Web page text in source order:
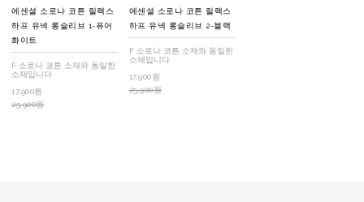
에센셜 소로나 코튼 릴렉스
하프 유넥 롱슬리브 1-퓨어
화이트
F 소로나 코튼 소재와 동일한
소재입니다
17,900원
25,900원
에센셜 소로나 코튼 릴렉스
하프 유넥 롱슬리브 2-블랙
F 소로나 코튼 소재와 동일한
소재입니다
17,900원
25,900원